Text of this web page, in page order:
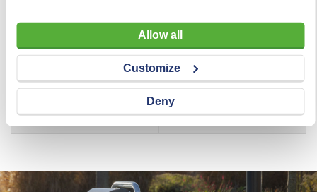
Allow all
Customize
Deny
Spanning 230 V
Lengte 40 cm
Vermogen (W) 2.300 W
Gewicht 4,7 kg